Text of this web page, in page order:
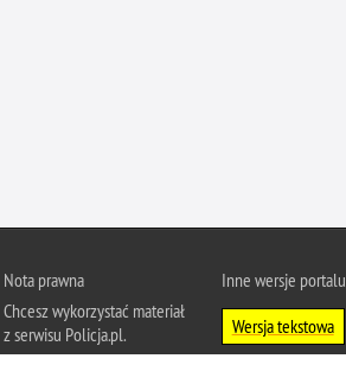
Pożary i podpalenia
Pranie brudnych pieniędzy
Prawa człowieka
Nota prawna
Chcesz wykorzystać materiał
z serwisu Policja.pl.
Inne wersje portalu
Wersja tekstowa